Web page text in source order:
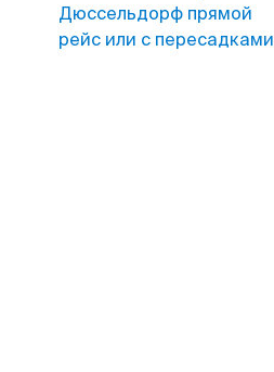
Дюссельдорф прямой
рейс или с пересадками